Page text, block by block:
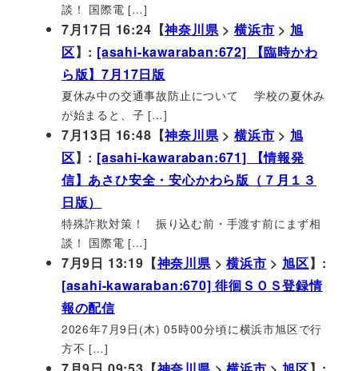
談！ 国際電 […]
7月17日 16:24【神奈川県>横浜市 > 旭
区】: [asahi-kawaraban:672] 【臨時かわ
ら版】7月17日版
夏休み中の交通事故防止について 学校の夏休み
が始まると、子 […]
7月13日 16:48【神奈川県>横浜市 > 旭
区】: [asahi-kawaraban:671] 【情報発
信】あさひ安全・安心かわら版（７月１３
日版）
特殊詐欺対策！ 振り込む前・手渡す前にまず相
談！ 国際電 […]
7月9日 13:19【神奈川県>横浜市 > 旭区】:
[asahi-kawaraban:670] 徘徊ＳＯＳ登録情
報の配信
2026年7月9日(木) 05時00分頃に横浜市旭区で行
方不 […]